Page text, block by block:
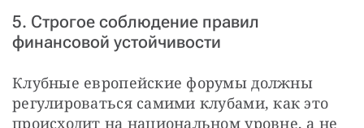
5. Строгое соблюдение правил
финансовой устойчивости
Клубные европейские форумы должны
регулироваться самими клубами, как это
происходит на национальном уровне, а не